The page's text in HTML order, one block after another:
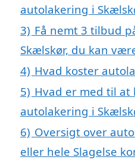
autolakering i
3) Få nemt 3 tilbud
Skælskør, du kan
4) Hvad koster
5) Hvad er med til at
autolakering i
6) Oversigt over
eller hele Slagelse